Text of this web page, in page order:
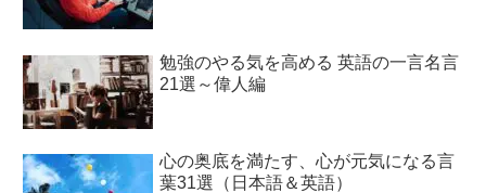
勉強のやる気を高める 英語の一言名言
21選～偉人編
心の奥底を満たす、心が元気になる言
葉31選（日本語＆英語）